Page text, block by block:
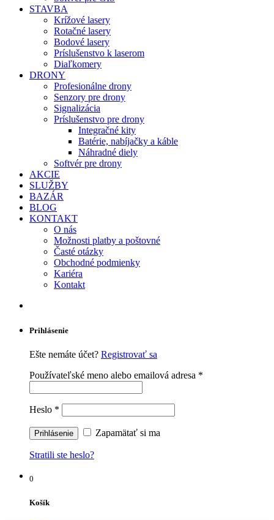
STAVBA
Krížové lasery
Rotačné lasery
Bodové lasery
Príslušenstvo k laserom
Diaľkomery
DRONY
Profesionálne drony
Senzory pre drony
Signalizácia
Príslušenstvo pre drony
Integračné kity
Batérie, nabíjačky a káble
Náhradné diely
Softvér pre drony
AKCIE
SLUŽBY
BAZÁR
BLOG
KONTAKT
O nás
Možnosti platby a poštovné
Časté otázky
Obchodné podmienky
Kariéra
Kontakt
Prihlásenie
Ešte nemáte účet? Registrovať sa
Používateľské meno alebo emailová adresa *
Heslo *
Zapamätať si ma
Stratili ste heslo?
0
Košík